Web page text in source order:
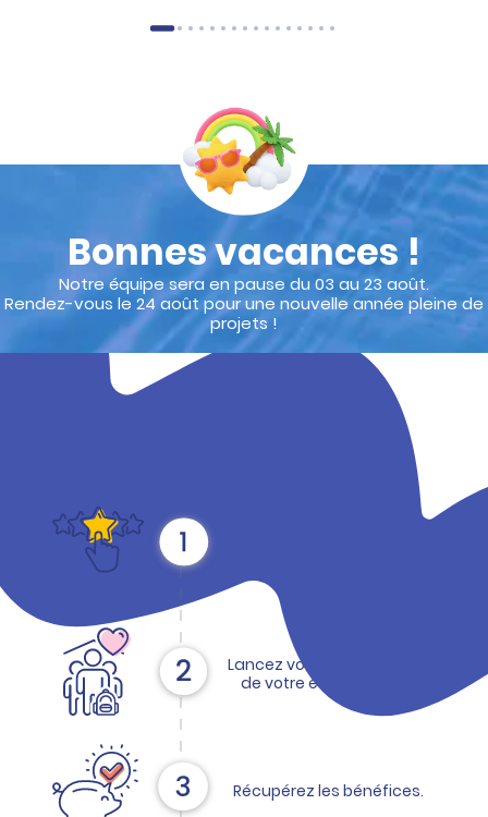
Bonnes vacances !
Notre équipe sera en pause du 03 au 23 août.
Rendez-vous le 24 août pour une nouvelle année pleine de
projets !
Lancez votre vente au sein
de votre école ou asso'.
Récupérez les bénéfices.